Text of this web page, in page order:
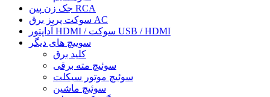
جک زن پین RCA
سوکت پریز برق AC
آداپتور HDMI / سوکت USB / HDMI
سوییچ های دیگر
کلید برق
سوئیچ مته برقی
سوئیچ موتور سیکلت
سوئیچ ماشین